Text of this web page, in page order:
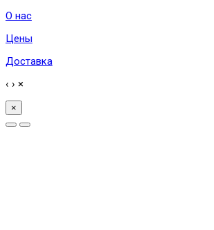
О нас
Цены
Доставка
‹ › ×
×